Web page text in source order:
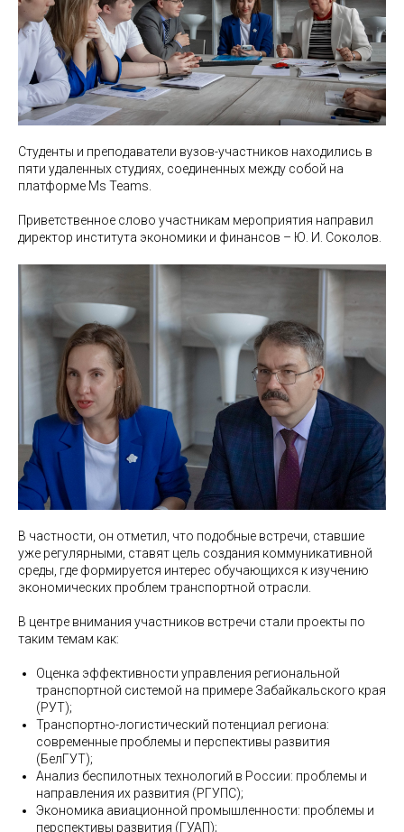
Студенты и преподаватели вузов-участников находились в
пяти удаленных студиях, соединенных между собой на
платформе Ms Teams.
Приветственное слово участникам мероприятия направил
директор института экономики и финансов – Ю. И. Соколов.
В частности, он отметил, что подобные встречи, ставшие
уже регулярными, ставят цель создания коммуникативной
среды, где формируется интерес обучающихся к изучению
экономических проблем транспортной отрасли.
В центре внимания участников встречи стали проекты по
таким темам как:
Оценка эффективности управления региональной
транспортной системой на примере Забайкальского края
(РУТ);
Транспортно-логистический потенциал региона:
современные проблемы и перспективы развития
(БелГУТ);
Анализ беспилотных технологий в России: проблемы и
направления их развития (РГУПС);
Экономика авиационной промышленности: проблемы и
перспективы развития (ГУАП);